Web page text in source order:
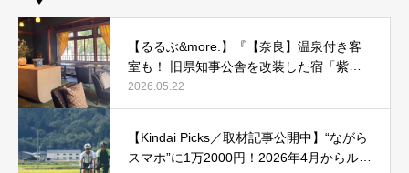
【るるぶ&more.】『【奈良】温泉付き客
室も！ 旧県知事公舎を改装した宿「紫翠
ラグジュアリーコレクションホテル 奈
良」で贅沢ステイ』
2026.05.22
【Kindai Picks／取材記事公開中】“ながら
スマホ”に1万2000円！2026年4月からルー